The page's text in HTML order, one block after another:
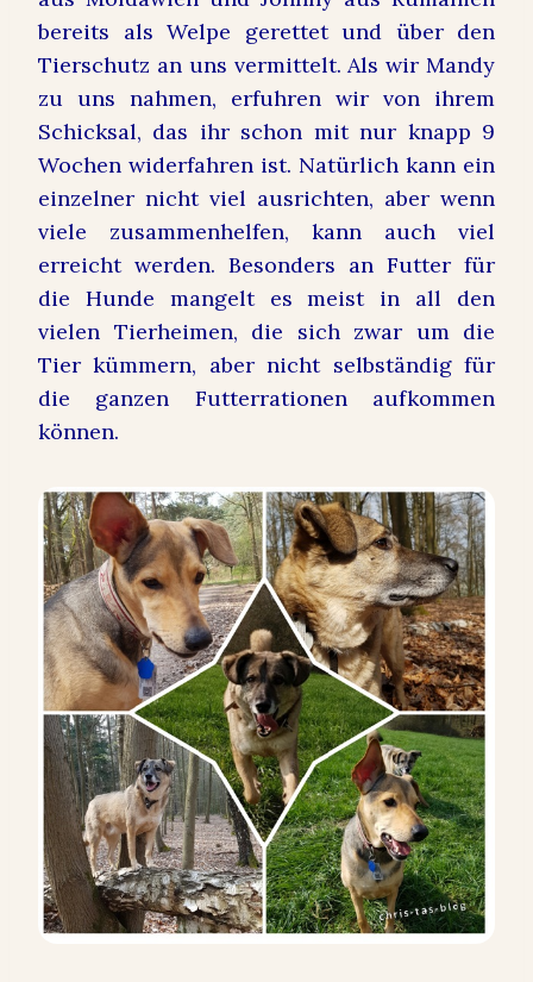
bereits als Welpe gerettet und über den
Tierschutz an uns vermittelt. Als wir Mandy
zu uns nahmen, erfuhren wir von ihrem
Schicksal, das ihr schon mit nur knapp 9
Wochen widerfahren ist. Natürlich kann ein
einzelner nicht viel ausrichten, aber wenn
viele zusammenhelfen, kann auch viel
erreicht werden. Besonders an Futter für
die Hunde mangelt es meist in all den
vielen Tierheimen, die sich zwar um die
Tier kümmern, aber nicht selbständig für
die ganzen Futterrationen aufkommen
können.